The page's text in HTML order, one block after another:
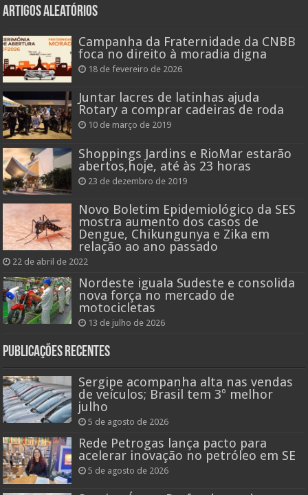
Artigos aleatórios
Campanha da Fraternidade da CNBB
foca no direito à moradia digna
18 de fevereiro de 2026
Juntar lacres de latinhas ajuda
Rotary a comprar cadeiras de roda
10 de março de 2019
Shoppings Jardins e RioMar estarão
abertos,hoje, até às 23 horas
23 de dezembro de 2019
Novo Boletim Epidemiológico da SES
mostra aumento dos casos de
Dengue, Chikungunya e Zika em
relação ao ano passado
22 de abril de 2022
Nordeste iguala Sudeste e consolida
nova força no mercado de
motocicletas
13 de julho de 2026
Publicações recentes
Sergipe acompanha alta nas vendas
de veículos; Brasil tem 3º melhor
julho
5 de agosto de 2026
Rede Petrogas lança pacto para
acelerar inovação no petróleo em SE
5 de agosto de 2026